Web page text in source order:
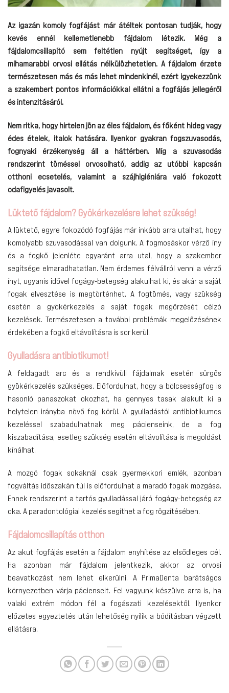
Az igazán komoly fogfájást már átéltek pontosan tudják, hogy
kevés ennél kellemetlenebb fájdalom létezik. Még a
fájdalomcsillapító sem feltétlen nyújt segítséget, így a
mihamarabbi orvosi ellátás nélkülözhetetlen. A fájdalom érzete
természetesen más és más lehet mindenkinél, ezért igyekezzünk
a szakembert pontos információkkal ellátni a fogfájás jellegéről
és intenzitásáról.
Nem ritka, hogy hirtelen jön az éles fájdalom, és főként hideg vagy
édes ételek, italok hatására. Ilyenkor gyakran fogszuvasodás,
fognyaki érzékenység áll a háttérben. Míg a szuvasodás
rendszerint töméssel orvosolható, addig az utóbbi kapcsán
otthoni ecsetelés, valamint a szájhigiéniára való fokozott
odafigyelés javasolt.
Lüktető fájdalom? Gyökérkezelésre lehet szükség!
A lüktető, egyre fokozódó fogfájás már inkább arra utalhat, hogy
komolyabb szuvasodással van dolgunk. A fogmosáskor vérző íny
és a fogkő jelenléte egyaránt arra utal, hogy a szakember
segítsége elmaradhatatlan. Nem érdemes félvállról venni a vérző
ínyt, ugyanis idővel fogágy-betegség alakulhat ki, és akár a saját
fogak elvesztése is megtörténhet. A fogtömés, vagy szükség
esetén a gyökérkezelés a saját fogak megőrzését célzó
kezelések. Természetesen a további problémák megelőzésének
érdekében a fogkő eltávolításra is sor kerül.
Gyulladásra antibiotikumot!
A feldagadt arc és a rendkívüli fájdalmak esetén sürgős
gyökérkezelés szükséges. Előfordulhat, hogy a bölcsességfog is
hasonló panaszokat okozhat, ha gennyes tasak alakult ki a
helytelen irányba növő fog körül. A gyulladástól antibiotikumos
kezeléssel szabadulhatnak meg pácienseink, de a fog
kiszabadítása, esetleg szükség esetén eltávolítása is megoldást
kínálhat.
A mozgó fogak sokaknál csak gyermekkori emlék, azonban
fogváltás időszakán túl is előfordulhat a maradó fogak mozgása.
Ennek rendszerint a tartós gyulladással járó fogágy-betegség az
oka. A paradontológiai kezelés segíthet a fog rögzítésében.
Fájdalomcsillapítás otthon
Az akut fogfájás esetén a fájdalom enyhítése az elsődleges cél.
Ha azonban már fájdalom jelentkezik, akkor az orvosi
beavatkozást nem lehet elkerülni. A PrimaDenta barátságos
környezetben várja pácienseit. Fel vagyunk készülve arra is, ha
valaki extrém módon fél a fogászati kezelésektől. Ilyenkor
előzetes egyeztetés után lehetőség nyílik a bódításban végzett
ellátásra.